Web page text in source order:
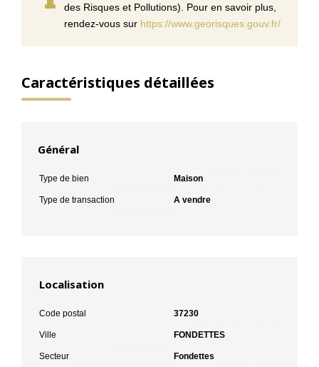
des Risques et Pollutions). Pour en savoir plus,
rendez-vous sur https://www.georisques.gouv.fr/
Caractéristiques détaillées
Général
Type de bien Maison
Type de transaction A vendre
Localisation
Code postal 37230
Ville FONDETTES
Secteur Fondettes